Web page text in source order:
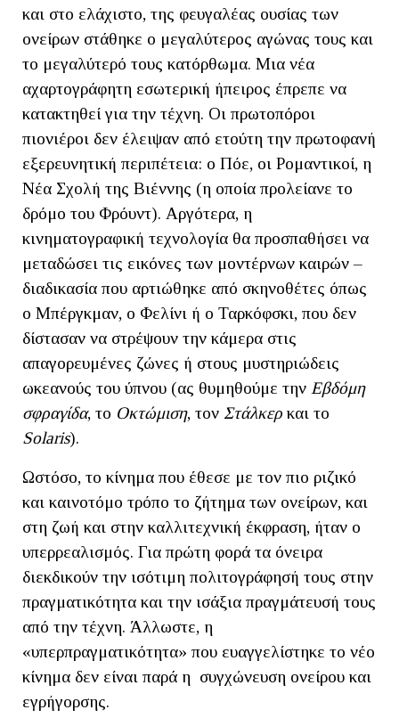
και στο ελάχιστο, της φευγαλέας ουσίας των
ονείρων στάθηκε ο μεγαλύτερος αγώνας τους και
το μεγαλύτερό τους κατόρθωμα. Μια νέα
αχαρτογράφητη εσωτερική ήπειρος έπρεπε να
κατακτηθεί για την τέχνη. Οι πρωτοπόροι
πιονιέροι δεν έλειψαν από ετούτη την πρωτοφανή
εξερευνητική περιπέτεια: ο Πόε, οι Ρομαντικοί, η
Νέα Σχολή της Βιέννης (η οποία προλείανε το
δρόμο του Φρόυντ). Αργότερα, η
κινηματογραφική τεχνολογία θα προσπαθήσει να
μεταδώσει τις εικόνες των μοντέρνων καιρών –
διαδικασία που αρτιώθηκε από σκηνοθέτες όπως
ο Μπέργκμαν, ο Φελίνι ή ο Ταρκόφσκι, που δεν
δίστασαν να στρέψουν την κάμερα στις
απαγορευμένες ζώνες ή στους μυστηριώδεις
ωκεανούς του ύπνου (ας θυμηθούμε την Εβδόμη
σφραγίδα, το Οκτώμιση, τον Στάλκερ και το
Solaris).
Ωστόσο, το κίνημα που έθεσε με τον πιο ριζικό
και καινοτόμο τρόπο το ζήτημα των ονείρων, και
στη ζωή και στην καλλιτεχνική έκφραση, ήταν ο
υπερρεαλισμός. Για πρώτη φορά τα όνειρα
διεκδικούν την ισότιμη πολιτογράφησή τους στην
πραγματικότητα και την ισάξια πραγμάτευσή τους
από την τέχνη. Άλλωστε, η
«υπερπραγματικότητα» που ευαγγελίστηκε το νέο
κίνημα δεν είναι παρά η συγχώνευση ονείρου και
εγρήγορσης.